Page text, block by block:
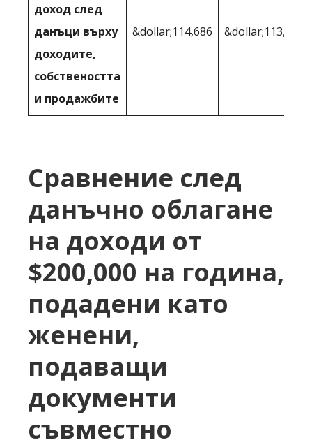
доход след
данъци върху
доходите,
собствеността
и продажбите
&dollar;114,686 &dollar;113,208
Сравнение след
данъчно облагане
на доходи от
$200,000 на година,
подадени като
женени,
подаващи
документи
съвместно